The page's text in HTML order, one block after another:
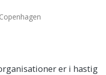
er i hastig